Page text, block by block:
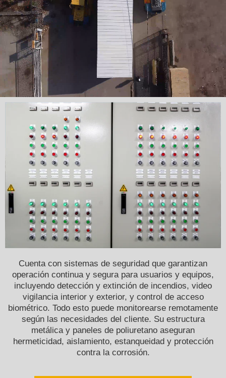
Cuenta con sistemas de seguridad que garantizan
operación continua y segura para usuarios y equipos,
incluyendo detección y extinción de incendios, video
vigilancia interior y exterior, y control de acceso
biométrico. Todo esto puede monitorearse remotamente
según las necesidades del cliente. Su estructura
metálica y paneles de poliuretano aseguran
hermeticidad, aislamiento, estanqueidad y protección
contra la corrosión.